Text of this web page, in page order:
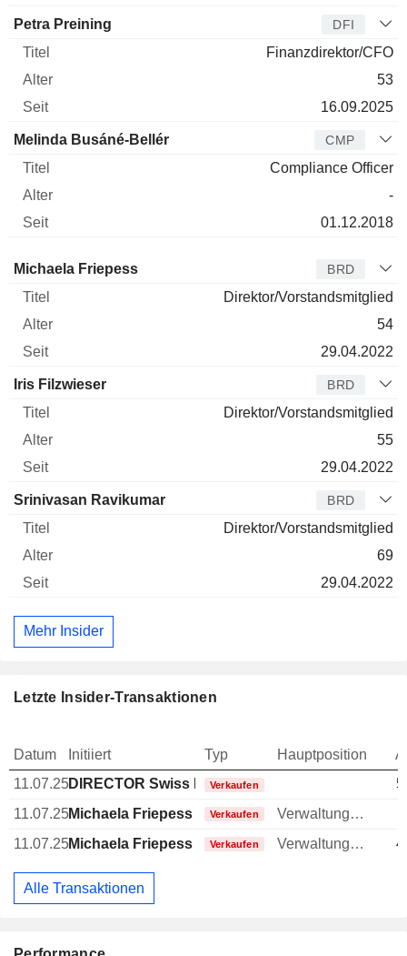
Petra Preining DFI
Finanzdirektor/CFO
53
16.09.2025
Melinda Busáné-Bellér CMP
Compliance Officer
-
01.12.2018
Verwaltungsratsmitglied
Michaela Friepess BRD
Direktor/Vorstandsmitglied
54
29.04.2022
Iris Filzwieser BRD
Direktor/Vorstandsmitglied
55
29.04.2022
Srinivasan Ravikumar BRD
Direktor/Vorstandsmitglied
69
29.04.2022
Mehr Insider
Letzte Insider-Transaktionen
Datum Initiiert Typ Hauptposition
11.07.25DIRECTOR Swiss Non EXECUTIVE
Verkaufen
11.07.25Michaela Friepess Verkaufen Verwaltungsratsmitglied
11.07.25Michaela Friepess Verkaufen Verwaltungsratsmitglied
Alle Transaktionen